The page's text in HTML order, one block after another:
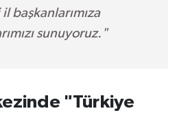
başkanlarımıza
sunuyoruz."
"Türkiye